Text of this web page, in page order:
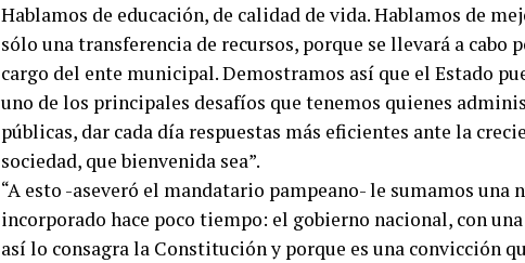
Hablamos de educación, de calidad de vida. Hablamos de
sólo una transferencia de recursos, porque se llevará a cabo
cargo del ente municipal. Demostramos así que el Estado
uno de los principales desafíos que tenemos quienes
públicas, dar cada día respuestas más eficientes ante la
sociedad, que bienvenida sea”.
“A esto -aseveró el mandatario pampeano- le sumamos una
incorporado hace poco tiempo: el gobierno nacional, con
así lo consagra la Constitución y porque es una convicción